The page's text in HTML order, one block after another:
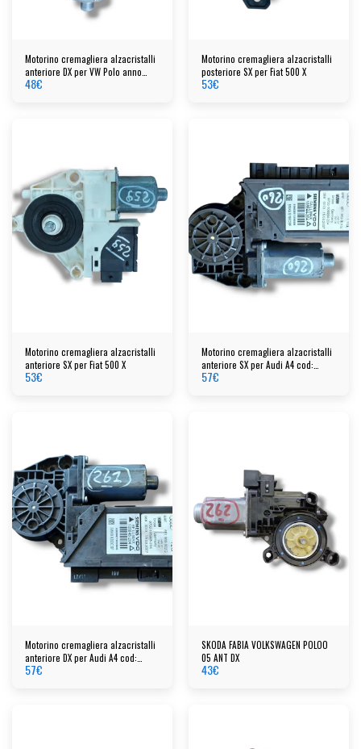
Motorino cremagliera alzacristalli
anteriore DX per VW Polo anno
2013
48€
Motorino cremagliera alzacristalli
posteriore SX per Fiat 500 X
53€
Motorino cremagliera alzacristalli
anteriore SX per Fiat 500 X
53€
Motorino cremagliera alzacristalli
anteriore SX per Audi A4 cod:
105444204
57€
Motorino cremagliera alzacristalli
anteriore DX per Audi A4 cod:
105845204
57€
SKODA FABIA VOLKSWAGEN POLOO
05 ANT DX
43€